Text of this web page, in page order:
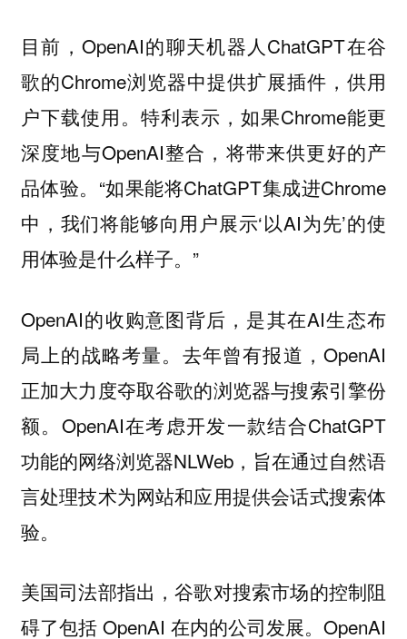
目前，OpenAI的聊天机器人ChatGPT在谷
歌的Chrome浏览器中提供扩展插件，供用
户下载使用。特利表示，如果Chrome能更
深度地与OpenAI整合，将带来供更好的产
品体验。“如果能将ChatGPT集成进Chrome
中，我们将能够向用户展示‘以AI为先’的使
用体验是什么样子。”
OpenAI的收购意图背后，是其在AI生态布
局上的战略考量。去年曾有报道，OpenAI
正加大力度夺取谷歌的浏览器与搜索引擎份
额。OpenAI在考虑开发一款结合ChatGPT
功能的网络浏览器NLWeb，旨在通过自然语
言处理技术为网站和应用提供会话式搜索体
验。
美国司法部指出，谷歌对搜索市场的控制阻
碍了包括 OpenAI 在内的公司发展。OpenAI